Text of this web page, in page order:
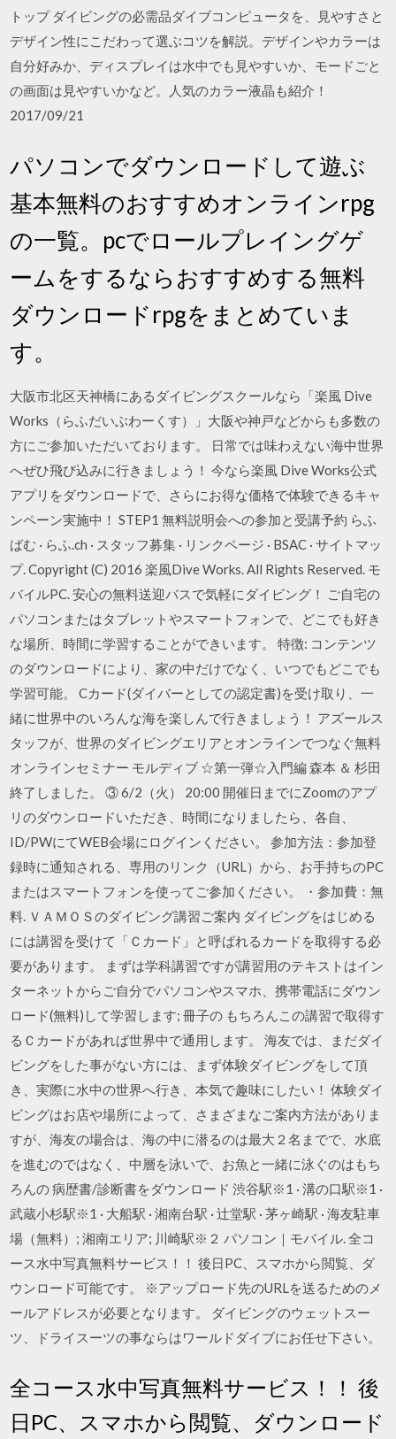
トップ ダイビングの必需品ダイブコンピュータを、見やすさと
デザイン性にこだわって選ぶコツを解説。デザインやカラーは
自分好みか、ディスプレイは水中でも見やすいか、モードごと
の画面は見やすいかなど。人気のカラー液晶も紹介！
2017/09/21
パソコンでダウンロードして遊ぶ
基本無料のおすすめオンラインrpg
の一覧。pcでロールプレイングゲ
ームをするならおすすめする無料
ダウンロードrpgをまとめていま
す。
大阪市北区天神橋にあるダイビングスクールなら「楽風 Dive
Works（らふだいぶわーくす）」大阪や神戸などからも多数の
方にご参加いただいております。 日常では味わえない海中世界
へぜひ飛び込みに行きましょう！ 今なら楽風 Dive Works公式
アプリをダウンロードで、さらにお得な価格で体験できるキャ
ンペーン実施中！ STEP1 無料説明会への参加と受講予約 らふ
ばむ · らふ.ch · スタッフ募集 · リンクページ · BSAC · サイトマッ
プ. Copyright (C) 2016 楽風Dive Works. All Rights Reserved. モ
バイルPC. 安心の無料送迎バスで気軽にダイビング！ ご自宅の
パソコンまたはタブレットやスマートフォンで、どこでも好き
な場所、時間に学習することができいます。 特徴: コンテンツ
のダウンロードにより、家の中だけでなく、いつでもどこでも
学習可能。 Cカード(ダイバーとしての認定書)を受け取り、一
緒に世界中のいろんな海を楽しんで行きましょう！ アズールス
タッフが、世界のダイビングエリアとオンラインでつなぐ無料
オンラインセミナー モルディブ ☆第一弾☆入門編 森本 ＆ 杉田
終了しました。 ③ 6/2（火） 20:00 開催日までにZoomのアプ
リのダウンロードいただき、時間になりましたら、各自、
ID/PWにてWEB会場にログインください。 参加方法：参加登
録時に通知される、専用のリンク（URL）から、お手持ちのPC
またはスマートフォンを使ってご参加ください。 ・参加費：無
料. ＶＡＭＯＳのダイビング講習ご案内 ダイビングをはじめる
には講習を受けて「Ｃカード」と呼ばれるカードを取得する必
要があります。 まずは学科講習ですが講習用のテキストはイン
ターネットからご自分でパソコンやスマホ、携帯電話にダウン
ロード(無料)して学習します; 冊子の もちろんこの講習で取得す
るＣカードがあれば世界中で通用します。 海友では、まだダイ
ビングをした事がない方には、まず体験ダイビングをして頂
き、実際に水中の世界へ行き、本気で趣味にしたい！ 体験ダイ
ビングはお店や場所によって、さまざまなご案内方法がありま
すが、海友の場合は、海の中に潜るのは最大２名までで、水底
を進むのではなく、中層を泳いで、お魚と一緒に泳ぐのはもち
ろんの 病歴書/診断書をダウンロード 渋谷駅※1 · 溝の口駅※1 ·
武蔵小杉駅※1 · 大船駅 · 湘南台駅 · 辻堂駅 · 茅ヶ崎駅 · 海友駐車
場（無料）; 湘南エリア; 川崎駅※２ パソコン｜モバイル. 全コ
ース水中写真無料サービス！！ 後日PC、スマホから閲覧、ダ
ウンロード可能です。 ※アップロード先のURLを送るためのメ
ールアドレスが必要となります。 ダイビングのウェットスー
ツ、ドライスーツの事ならはワールドダイブにお任せ下さい。
全コース水中写真無料サービス！！ 後
日PC、スマホから閲覧、ダウンロード